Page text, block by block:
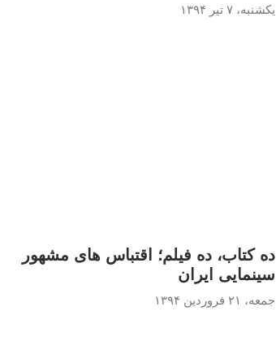
یکشنبه، ۷ تیر ۱۳۹۴
ده کتاب، ده فیلم؛ اقتباس های مشهور
سینمایی ایران
جمعه، ۲۱ فروردین ۱۳۹۴